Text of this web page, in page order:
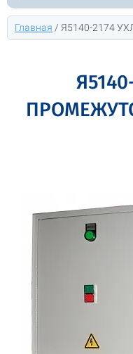
Главная / Я5140-2174